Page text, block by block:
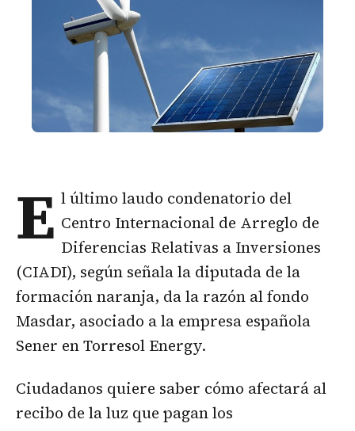
E l último laudo condenatorio del
Centro Internacional de Arreglo de
Diferencias Relativas a Inversiones
(CIADI), según señala la diputada de la
formación naranja, da la razón al fondo
Masdar, asociado a la empresa española
Sener en Torresol Energy.
Ciudadanos quiere saber cómo afectará al
recibo de la luz que pagan los